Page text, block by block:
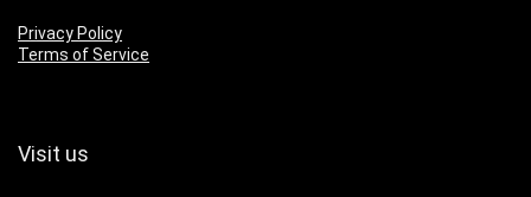
Privacy Policy
Terms of Service
Visit us